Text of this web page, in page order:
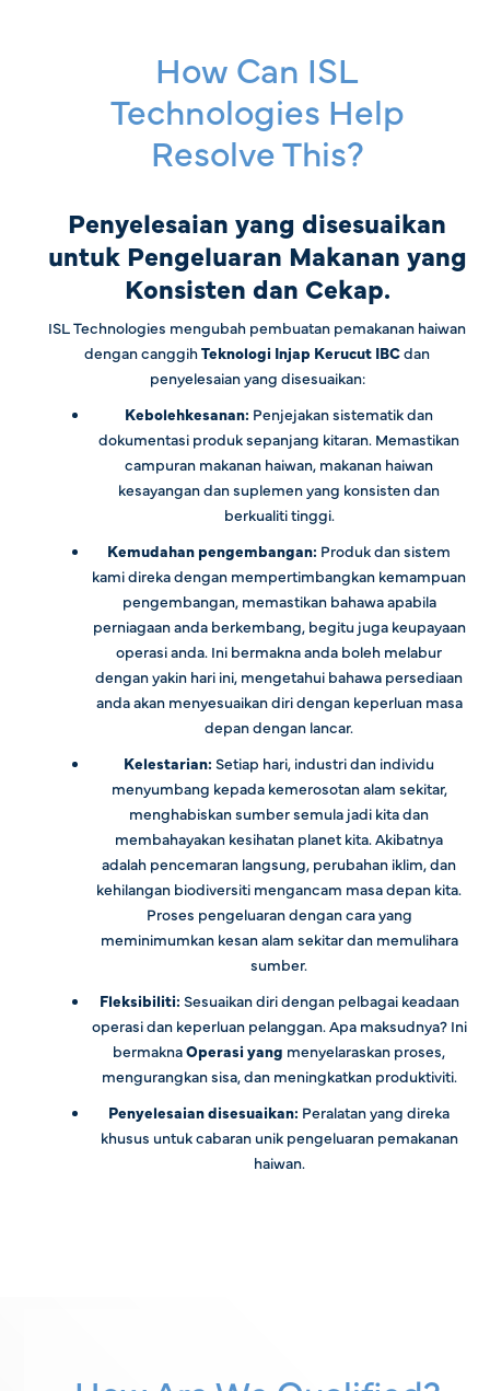
How Can ISL
Technologies Help
Resolve This?
Penyelesaian yang disesuaikan
untuk Pengeluaran Makanan yang
Konsisten dan Cekap.
ISL Technologies mengubah pembuatan pemakanan haiwan
dengan canggihTeknologi Injap Kerucut IBCdan
penyelesaian yang disesuaikan:
Kebolehkesanan: Penjejakan sistematik dan
dokumentasi produk sepanjang kitaran. Memastikan
campuran makanan haiwan, makanan haiwan
kesayangan dan suplemen yang konsisten dan
berkualiti tinggi.
Kemudahan pengembangan: Produk dan sistem
kami direka dengan mempertimbangkan kemampuan
pengembangan, memastikan bahawa apabila
perniagaan anda berkembang, begitu juga keupayaan
operasi anda. Ini bermakna anda boleh melabur
dengan yakin hari ini, mengetahui bahawa persediaan
anda akan menyesuaikan diri dengan keperluan masa
depan dengan lancar.
Kelestarian: Setiap hari, industri dan individu
menyumbang kepada kemerosotan alam sekitar,
menghabiskan sumber semula jadi kita dan
membahayakan kesihatan planet kita. Akibatnya
adalah pencemaran langsung, perubahan iklim, dan
kehilangan biodiversiti mengancam masa depan kita.
Proses pengeluaran dengan cara yang
meminimumkan kesan alam sekitar dan memulihara
sumber.
Fleksibiliti: Sesuaikan diri dengan pelbagai keadaan
operasi dan keperluan pelanggan. Apa maksudnya? Ini
bermaknaOperasi yang menyelaraskan proses,
mengurangkan sisa, dan meningkatkan produktiviti.
Penyelesaian disesuaikan: Peralatan yang direka
khusus untuk cabaran unik pengeluaran pemakanan
haiwan.